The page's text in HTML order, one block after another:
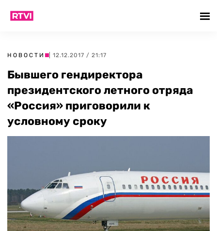
НОВОСТИ | 12.12.2017 / 21:17
Бывшего гендиректора
президентского летного отряда
«Россия» приговорили к
условному сроку